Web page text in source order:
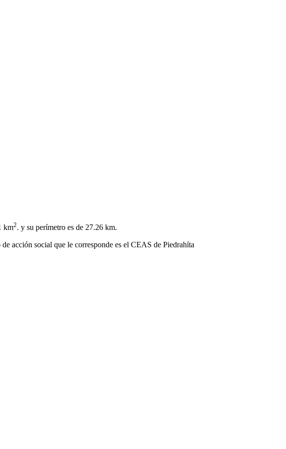
km2. y su perímetro es de 27.26 km.
acción social que le corresponde es el CEAS de Piedrahíta